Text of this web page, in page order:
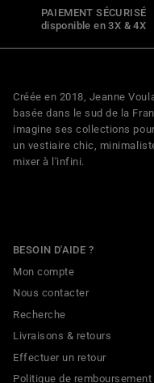
PAIEMENT SÉCURISÉ
disponible en 3X & 4X
Créée en 2018, Jeanne
basée dans le sud de la
imagine ses collections
un vestiaire chic,
mixer à l'infini.
BESOIN D'AIDE ?
Mon compte
Nous contacter
Recherche
Livraisons & retours
Effectuer un retour
Politique de remboursement